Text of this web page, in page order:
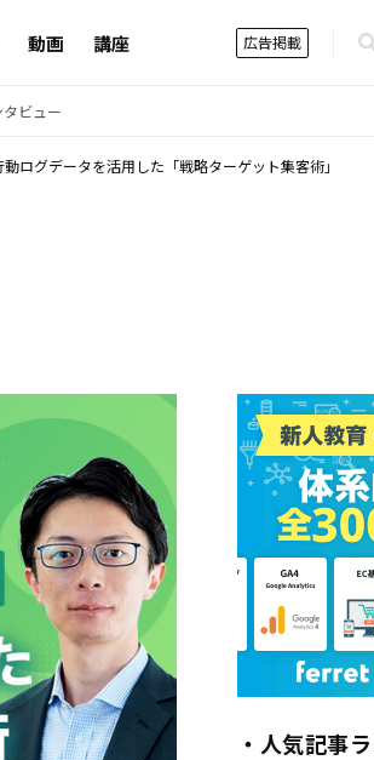
動画 講座 広告掲載
タビュー
ログデータを活用した「戦略ターゲット集客術」
・人気記事